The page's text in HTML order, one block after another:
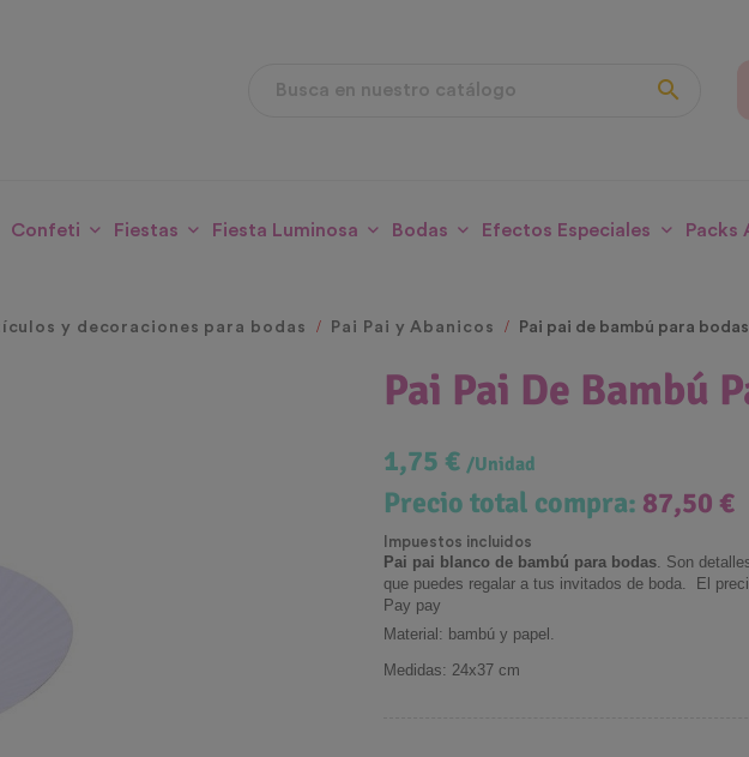

Confeti Fiestas Fiesta Luminosa Bodas Efectos Especiales Packs
y decoraciones para bodas Pai Pai y Abanicos Pai pai de bambú para bodas
Pai Pai De Bambú
1,75 € /Unidad
Precio total compra: 87,50 €
Impuestos incluidos
Pai pai blanco de bambú para bodas. Son
que puedes regalar a tus invitados de boda. El
Pay pay
Material: bambú y papel.
Medidas: 24x37 cm